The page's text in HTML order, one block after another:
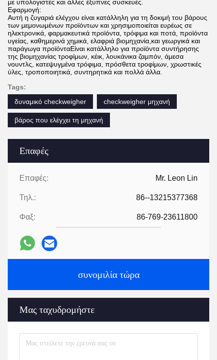
Επαφές
Επαφές: Mr. Leon Lin
Τηλ.: 86--13215377368
Φαξ: 86-769-23611800
συνομιλία τώρα
Μας ταχυδρομήστε
με υπολογιστές και άλλες έξυπνες συσκευές.
Εφαρμογή:
Αυτή η ζυγαριά ελέγχου είναι κατάλληλη για τη δοκιμή του βάρους
των μεμονωμένων προϊόντων και χρησιμοποιείται ευρέως σε
ηλεκτρονικά, φαρμακευτικά προϊόντα, τρόφιμα και ποτά, προϊόντα
υγείας, καθημερινά χημικά, ελαφριά βιομηχανία,και γεωργικά και
παράγωγα προϊόνταΕίναι κατάλληλο για προϊόντα συντήρησης
της βιομηχανίας τροφίμων, κέικ, λουκάνικα ζαμπόν, άμεσα
νουντλς, κατεψυγμένα τρόφιμα, πρόσθετα τροφίμων, χρωστικές
ύλες, τροποποιητικά, συντηρητικά και πολλά άλλα.
Tags:
δυναμικό checkweigher
checkweigher μηχανή
βάρος που ελέγχει τη μηχανή